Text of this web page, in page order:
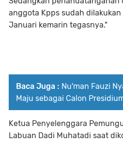
anggota Kpps sudah
Januari kemarin tegasnya."
Baca Juga : Nu'man Fauzi
Maju sebagai Calon
Ketua Penyelenggara
Labuan Dadi Muhatadi saat